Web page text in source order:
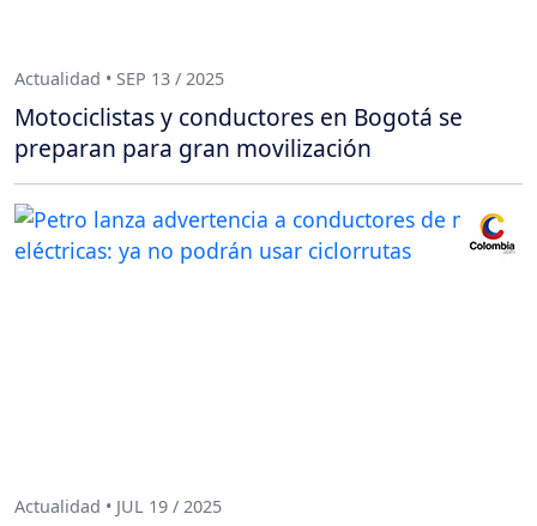
Actualidad • SEP 13 / 2025
Motociclistas y conductores en Bogotá se
preparan para gran movilización
Actualidad • JUL 19 / 2025